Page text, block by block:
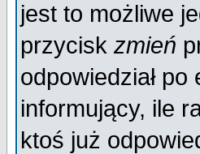
jest to możliwe
przycisk zmień
odpowiedział
informujący, ile
ktoś już